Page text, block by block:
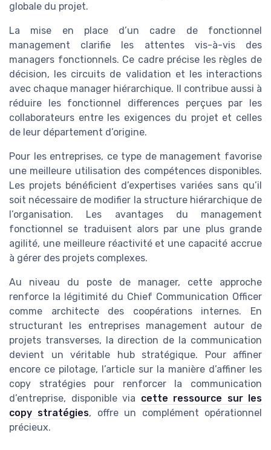
globale du projet.
La mise en place d’un cadre de fonctionnel
management clarifie les attentes vis-à-vis des
managers fonctionnels. Ce cadre précise les règles de
décision, les circuits de validation et les interactions
avec chaque manager hiérarchique. Il contribue aussi à
réduire les fonctionnel differences perçues par les
collaborateurs entre les exigences du projet et celles
de leur département d’origine.
Pour les entreprises, ce type de management favorise
une meilleure utilisation des compétences disponibles.
Les projets bénéficient d’expertises variées sans qu’il
soit nécessaire de modifier la structure hiérarchique de
l’organisation. Les avantages du management
fonctionnel se traduisent alors par une plus grande
agilité, une meilleure réactivité et une capacité accrue
à gérer des projets complexes.
Au niveau du poste de manager, cette approche
renforce la légitimité du Chief Communication Officer
comme architecte des coopérations internes. En
structurant les entreprises management autour de
projets transverses, la direction de la communication
devient un véritable hub stratégique. Pour affiner
encore ce pilotage, l’article sur la manière d’affiner les
copy stratégies pour renforcer la communication
d’entreprise, disponible via cette ressource sur les
copy stratégies, offre un complément opérationnel
précieux.